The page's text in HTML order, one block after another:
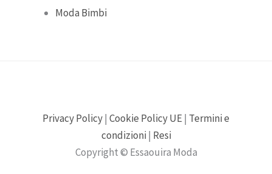
Moda Bimbi
Privacy Policy| Cookie Policy UE| Termini e
condizioni | Resi
Copyright © Essaouira Moda